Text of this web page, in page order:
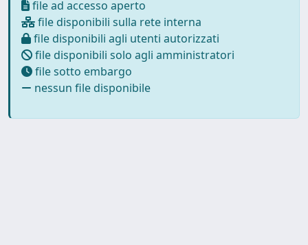
file ad accesso aperto
file disponibili sulla rete interna
file disponibili agli utenti autorizzati
file disponibili solo agli amministratori
file sotto embargo
nessun file disponibile